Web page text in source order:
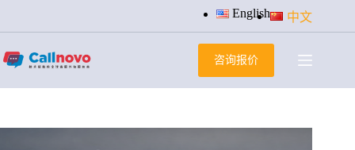
过
容
English 中文
咨询报价